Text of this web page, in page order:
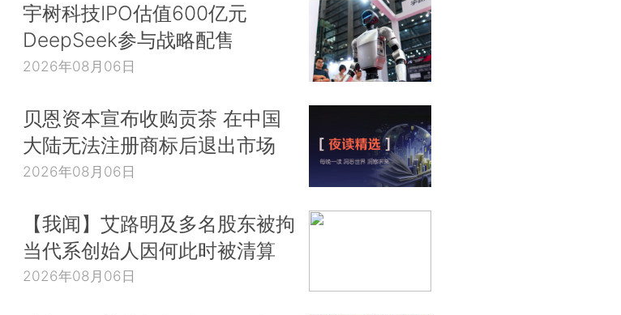
宇树科技IPO估值600亿元
DeepSeek参与战略配售
2026年08月06日
贝恩资本宣布收购贡茶 在中国
大陆无法注册商标后退出市场
2026年08月06日
【我闻】艾路明及多名股东被拘
当代系创始人因何此时被清算
2026年08月06日